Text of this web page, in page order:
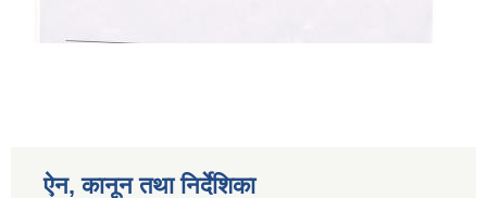
ऐन, कानून तथा निर्देशिका